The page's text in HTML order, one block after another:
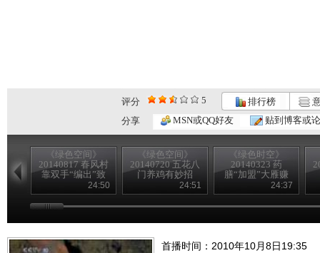
评分 5 排行榜
分享
MSN或QQ好友 贴到博客或
《绿色空间》
20140817 春风村
靠双手“编出”致
24:50
《绿色空间》
20140720 五花八
门养鸡有妙招
24:51
《绿色时空》
20140323 药
膳“加盟”大雁赚
得意外财富24:37
首播时间：2010年10月8日19:35